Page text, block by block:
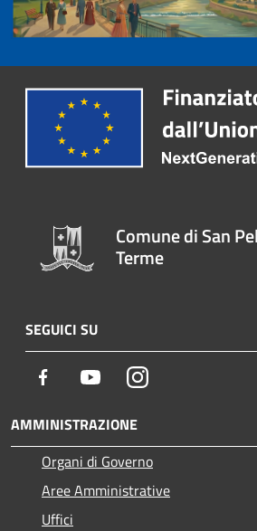
Comune di San
Terme
SEGUICI SU
Facebook YoutubeInstagram
AMMINISTRAZIONE
Organi di Governo
Aree Amministrative
Uffici